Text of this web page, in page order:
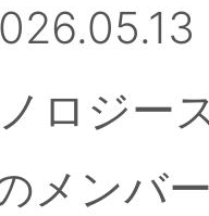
ロジー
メンバ